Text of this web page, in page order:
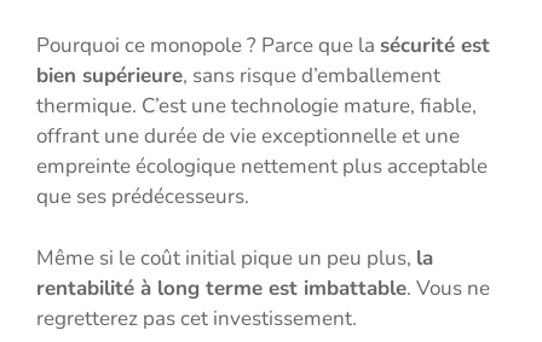
Pourquoi ce monopole ? Parce que la sécurité est
bien supérieure, sans risque d’emballement
thermique. C’est une technologie mature, fiable,
offrant une durée de vie exceptionnelle et une
empreinte écologique nettement plus acceptable
que ses prédécesseurs.
Même si le coût initial pique un peu plus, la
rentabilité à long terme est imbattable. Vous ne
regretterez pas cet investissement.